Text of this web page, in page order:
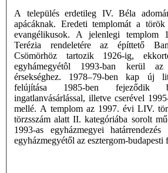
A település erdetileg IV. Béla
apácáknak. Eredeti templomát a
evangélikusok. A jelenlegi templom
Terézia rendeletére az építtető
Csömörhöz tartozik 1926-ig,
egyhámegyétôl 1993-ban kerül az
érsekséghez. 1978–79-ben kap új
felújítása 1985-ben
ingatlanvásárlással, illetve cserével
mellé. A templom az 1997. évi LIV.
törzsszám alatt II. kategóriába sorolt
1993-as egyházmegyei
egyházmegyétől az esztergom-budapesti